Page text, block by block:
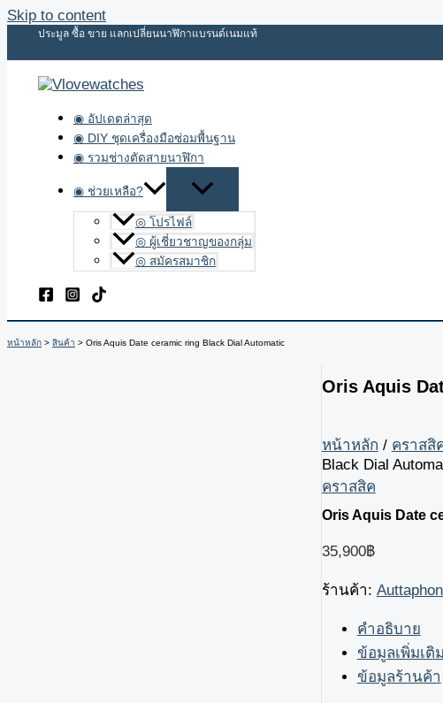
Skip to content
ประมูล ซื้อ ขาย แลกเปลี่ยนนาฬิกาแบรนด์เนมแท้
◉ อัปเดตล่าสุด
◉ DIY ชุดเครื่องมือซ่อมพื้นฐาน
◉ รวมช่างตัดสายนาฬิกา
◉ ช่วยเหลือ?
◎ โปรไฟล์
◎ ผู้เชี่ยวชาญของกลุ่ม
◎ สมัครสมาชิก
หน้าหลัก สินค้า Oris Aquis Date ceramic ring Black Dial Automatic
Oris Aquis
หน้าหลัก / คราสสิ
Black Dial
คราสสิค
Oris Aquis Date
35,900฿
ร้านค้า:
คำอธิบาย
ข้อมูลเพิ่มเติม
ข้อมูลร้านค้า